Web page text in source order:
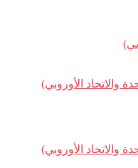
والاتحاد الأوروبي)
والاتحاد الأوروبي)